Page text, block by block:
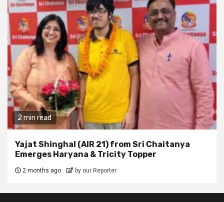
2 min read
Yajat Shinghal (AIR 21) from Sri Chaitanya
Emerges Haryana & Tricity Topper
2 months ago by our Reporter